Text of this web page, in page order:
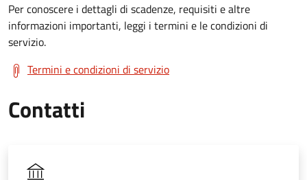
Per conoscere i dettagli di scadenze, requisiti e altre
informazioni importanti, leggi i termini e le condizioni di
servizio.
Termini e condizioni di servizio
Contatti